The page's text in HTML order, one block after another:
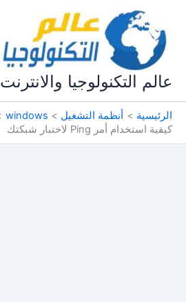
المحتوى
عالم التكنولوجيا والانترنت
الرئيسية أنظمة التشغيل
windows
كيفية استخدام أمر Ping لاختبار شبكتك